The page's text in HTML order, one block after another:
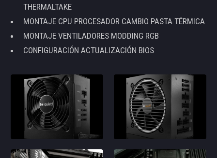
THERMALTAKE
MONTAJE CPU PROCESADOR CAMBIO PASTA TÉRMICA
MONTAJE VENTILADORES MODDING RGB
CONFIGURACIÓN ACTUALIZACIÓN BIOS